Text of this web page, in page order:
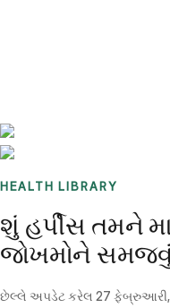
HEALTH LIBRARY
શું હર્પીસ તમને
જોખમોને
છેલ્લે અપડેટ કરેલ 27 ફેબ્રુઆરી,